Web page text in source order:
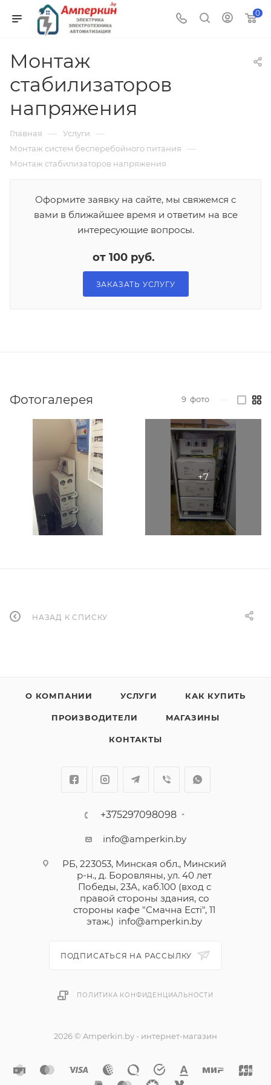
0
Монтаж
стабилизаторов
напряжения
Главная — Услуги —
Монтаж систем бесперебойного питания —
Монтаж стабилизаторов напряжения
Оформите заявку на сайте, мы свяжемся с
вами в ближайшее время и ответим на все
интересующие вопросы.
от 100 руб.
ЗАКАЗАТЬ УСЛУГУ
Фотогалерея 9 фото
НАЗАД К СПИСКУ
О КОМПАНИИ УСЛУГИ КАК КУПИТЬ
ПРОИЗВОДИТЕЛИ МАГАЗИНЫ
КОНТАКТЫ
+375297098098
info@amperkin.by
РБ, 223053, Минская обл., Минский
р-н., д. Боровляны, ул. 40 лет
Победы, 23А, каб.100 (вход с
правой стороны здания, со
стороны кафе "Смачна Естi", 11
этаж.) info@amperkin.by
ПОДПИСАТЬСЯ НА РАССЫЛКУ
ПОЛИТИКА КОНФИДЕНЦИАЛЬНОСТИ
2026 © Amperkin.by - интернет-магазин